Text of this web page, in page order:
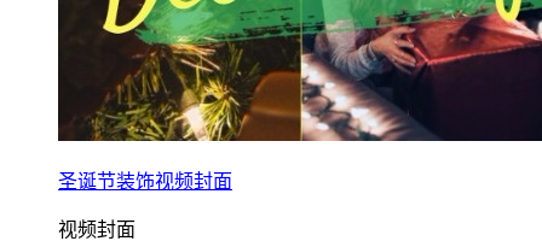
圣诞节装饰视频封面
视频封面